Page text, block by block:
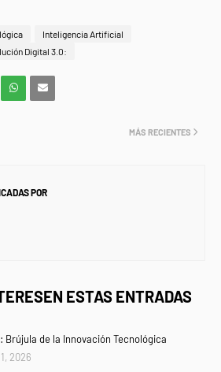
Inteligencia Artificial
Digital 3.0:
MÁS RECIENTES
POR
ESTAS ENTRADAS
Brújula de la Innovación Tecnológica
2026